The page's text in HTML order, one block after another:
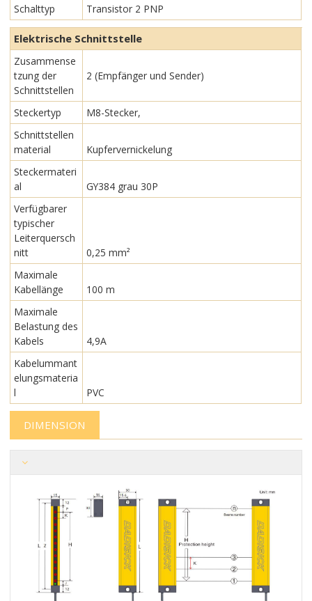
Schalttyp Transistor 2 PNP
Elektrische Schnittstelle
Zusammense
tzung der
Schnittstellen
2 (Empfänger und Sender)
Steckertyp
M8-Stecker,
Schnittstellen
material
Kupfervernickelung
Steckermateri
al
GY384 grau 30P
Verfügbarer
typischer
Leiterquersch
nitt
0,25 mm²
Maximale
Kabellänge
100 m
Maximale
Belastung des
Kabels
4,9A
Kabelummant
elungsmateria
l
PVC
DIMENSION